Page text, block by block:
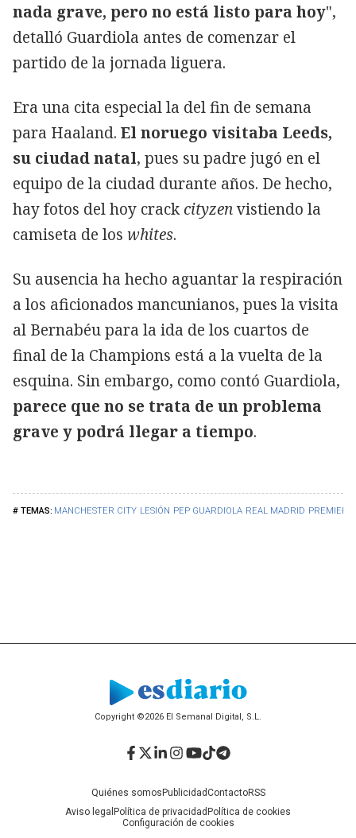
MANCHESTER CITY LESIÓN PEP GUARDIOLA REAL MADRID PREMIER
nada grave, pero no está listo para hoy",
detalló Guardiola antes de comenzar el
partido de la jornada liguera.
Era una cita especial la del fin de semana
para Haaland. El noruego visitaba Leeds,
su ciudad natal, pues su padre jugó en el
equipo de la ciudad durante años. De hecho,
hay fotos del hoy crackcityzenvistiendo la
camiseta de los whites.
Su ausencia ha hecho aguantar la respiración
a los aficionados mancunianos, pues la visita
al Bernabéu para la ida de los cuartos de
final de la Champions está a la vuelta de la
esquina. Sin embargo, como contó Guardiola,
parece que no se trata de un problema
grave y podrá llegar a tiempo.
Copyright ©2026 El Semanal Digital, S.L.
Quiénes somos PublicidadContactoRSS
Aviso legal Política de privacidad Política de cookies
Configuración de cookies
Facebook
Twitter
LinkedIn
Instagram
YouTube
TikTok
Telegram